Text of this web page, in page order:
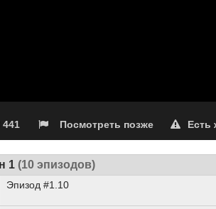
441 Посмотреть позже Есть
1 (10 эпизодов)
Эпизод #1.10